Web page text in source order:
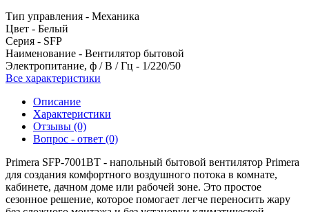
Тип управления - Механика
Цвет - Белый
Серия - SFP
Наименование - Вентилятор бытовой
Электропитание, ф / В / Гц - 1/220/50
Все характеристики
Описание
Характеристики
Отзывы (0)
Вопрос - ответ (0)
Primera SFP-7001BT - напольный бытовой вентилятор Primera
для создания комфортного воздушного потока в комнате,
кабинете, дачном доме или рабочей зоне. Это простое
сезонное решение, которое помогает легче переносить жару